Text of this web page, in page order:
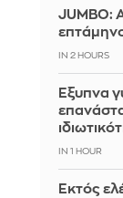
JUMBO:
IN 2 HOURS
Έξυπνα
IN 1 HOUR
Εκτός